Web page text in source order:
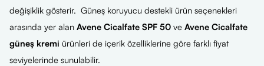
değişiklik gösterir. Güneş koruyucu destekli ürün seçenekleri
arasında yer alan Avene Cicalfate SPF 50 ve Avene Cicalfate
güneş kremi ürünleri de içerik özelliklerine göre farklı fiyat
seviyelerinde sunulabilir.